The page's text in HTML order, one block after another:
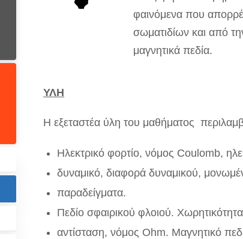
φαινόμενα που
σωματιδίων και από
μαγνητικά πεδία.
ΥΛΗ
Η εξεταστέα ύλη του μαθήματος
Ηλεκτρικό φορτίο, νόμος Coulomb,
δυναμικό, διαφορά δυναμικού,
παραδείγματα.
Πεδίο σφαιρικού φλοιού.
αντίσταση, νόμος Ohm. Μαγνητικό